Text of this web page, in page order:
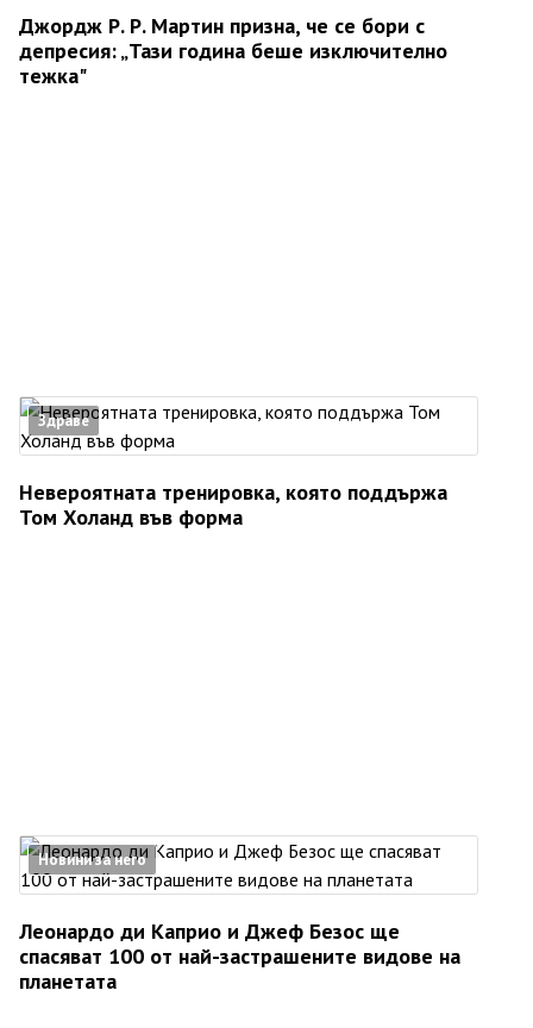
Джордж Р. Р. Мартин призна, че се бори с
депресия: „Тази година беше изключително
тежка"
Здраве
Невероятната тренировка, която поддържа
Том Холанд във форма
Новини за него
Леонардо ди Каприо и Джеф Безос ще
спасяват 100 от най-застрашените видове на
планетата